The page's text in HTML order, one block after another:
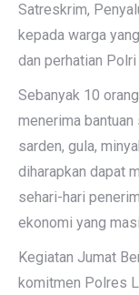
Satreskrim,
kepada warga
dan perhatian
Sebanyak 10
menerima
sarden, gula,
diharapkan dapat
sehari-hari
ekonomi yang
Kegiatan Jumat
komitmen Polres